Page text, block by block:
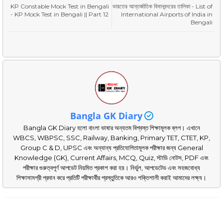
ভারতের আন্তর্জাতিক বিমানবন্দরের তালিকা - List of
International Airports of India in
Bengali
KP Constable Mock Test in Bengali
- KP Mock Test in Bengali || Part 12
Bangla GK Diary
Bangla GK Diary হলো বাংলা ভাষার অন্যতম বিশ্বস্ত শিক্ষামূলক ব্লগ। এখানে
WBCS, WBPSC, SSC, Railway, Banking, Primary TET, CTET, KP,
Group C & D, UPSC এবং অন্যান্য প্রতিযোগিতামূলক পরীক্ষার জন্য General
Knowledge (GK), Current Affairs, MCQ, Quiz, স্টাডি নোটস, PDF এবং
পরীক্ষার গুরুত্বপূর্ণ আপডেট নিয়মিত প্রকাশ করা হয়। নির্ভুল, আপডেটেড এবং সহজবোধ্য
শিক্ষাসামগ্রী প্রদান করে প্রতিটি পরীক্ষার্থীর প্রস্তুতিকে আরও শক্তিশালী করাই আমাদের লক্ষ্য।